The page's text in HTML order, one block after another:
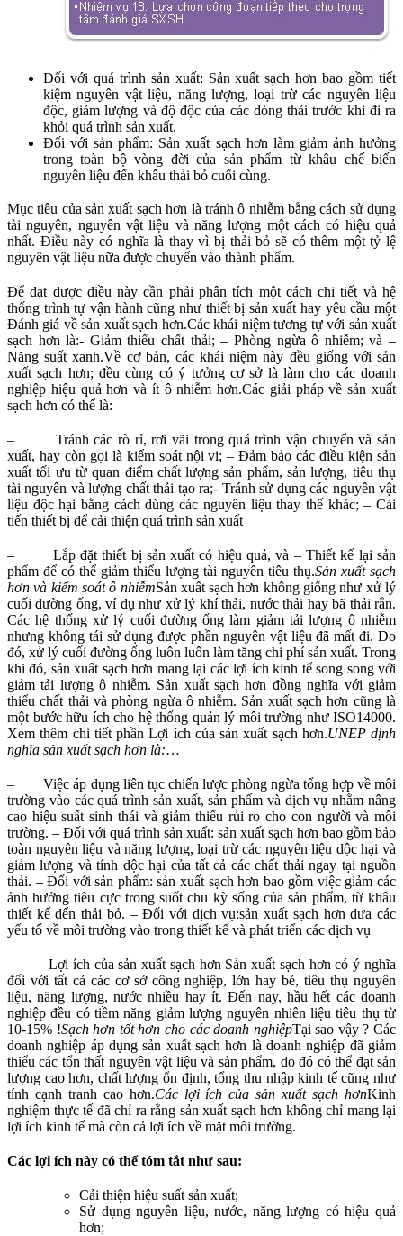
Đối với quá trình sản xuất: Sản xuất sạch hơn bao gồm tiết
kiệm nguyên vật liệu, năng lượng, loại trừ các nguyên liệu
độc, giảm lượng và độ độc của các dòng thải trước khi đi ra
khỏi quá trình sản xuất.
Đối với sản phẩm: Sản xuất sạch hơn làm giảm ảnh hưởng
trong toàn bộ vòng đời của sản phẩm từ khâu chế biến
nguyên liệu đến khâu thải bỏ cuối cùng.
Mục tiêu của sản xuất sạch hơn là tránh ô nhiễm bằng cách sử dụng
tài nguyên, nguyên vật liệu và năng lượng một cách có hiệu quả
nhất. Điều này có nghĩa là thay vì bị thải bỏ sẽ có thêm một tỷ lệ
nguyên vật liệu nữa được chuyển vào thành phẩm.
Để đạt được điều này cần phải phân tích một cách chi tiết và hệ
thống trình tự vận hành cũng như thiết bị sản xuất hay yêu cầu một
Đánh giá về sản xuất sạch hơn.Các khái niệm tương tự với sản xuất
sạch hơn là:- Giảm thiểu chất thải; – Phòng ngừa ô nhiễm; và –
Năng suất xanh.Về cơ bản, các khái niệm này đều giống với sản
xuất sạch hơn; đều cùng có ý tưởng cơ sở là làm cho các doanh
nghiệp hiệu quả hơn và ít ô nhiễm hơn.Các giải pháp về sản xuất
sạch hơn có thể là:
– Tránh các rò rỉ, rơi vãi trong quá trình vận chuyển và sản
xuất, hay còn gọi là kiểm soát nội vi; – Đảm bảo các điều kiện sản
xuất tối ưu từ quan điểm chất lượng sản phẩm, sản lượng, tiêu thụ
tài nguyên và lượng chất thải tạo ra;- Tránh sử dụng các nguyên vật
liệu độc hại bằng cách dùng các nguyên liệu thay thế khác; – Cải
tiến thiết bị để cải thiện quá trình sản xuất
– Lắp đặt thiết bị sản xuất có hiệu quả, và – Thiết kế lại sản
phẩm để có thể giảm thiểu lượng tài nguyên tiêu thụ.Sản xuất sạch
hơn và kiểm soát ô nhiễmSản xuất sạch hơn không giống như xử lý
cuối đường ống, ví dụ như xử lý khí thải, nước thải hay bã thải rắn.
Các hệ thống xử lý cuối đường ống làm giảm tải lượng ô nhiễm
nhưng không tái sử dụng được phần nguyên vật liệu đã mất đi. Do
đó, xử lý cuối đường ống luôn luôn làm tăng chi phí sản xuất. Trong
khi đó, sản xuất sạch hơn mang lại các lợi ích kinh tế song song với
giảm tải lượng ô nhiễm. Sản xuất sạch hơn đồng nghĩa với giảm
thiểu chất thải và phòng ngừa ô nhiễm. Sản xuất sạch hơn cũng là
một bước hữu ích cho hệ thống quản lý môi trường như ISO14000.
Xem thêm chi tiết phần Lợi ích của sản xuất sạch hơn.UNEP dịnh
nghĩa sản xuất sạch hơn là:…
– Việc áp dụng liên tục chiến lược phòng ngừa tổng hợp về môi
trường vào các quá trình sản xuất, sản phẩm và dịch vụ nhằm nâng
cao hiệu suất sinh thái và giảm thiểu rủi ro cho con người và môi
trường. – Đối với quá trình sản xuất: sản xuất sạch hơn bao gồm bảo
toàn nguyên liệu và năng lượng, loại trừ các nguyên liệu dộc hại và
giảm lượng và tính dộc hại của tất cả các chất thải ngay tại nguồn
thải. – Đối với sản phẩm: sản xuất sạch hơn bao gồm việc giảm các
ảnh hưởng tiêu cực trong suốt chu kỳ sống của sản phẩm, từ khâu
thiết kế dến thải bỏ. – Đối với dịch vụ:sản xuất sạch hơn dưa các
yếu tố về môi trường vào trong thiết kế và phát triển các dịch vụ
– Lợi ích của sản xuất sạch hơn Sản xuất sạch hơn có ý nghĩa
đối với tất cả các cơ sở công nghiệp, lớn hay bé, tiêu thụ nguyên
liệu, năng lượng, nước nhiều hay ít. Đến nay, hầu hết các doanh
nghiệp đều có tiềm năng giảm lượng nguyên nhiên liệu tiêu thụ từ
10-15% !Sạch hơn tốt hơn cho các doanh nghiệpTại sao vậy ? Các
doanh nghiệp áp dụng sản xuất sạch hơn là doanh nghiệp đã giảm
thiểu các tổn thất nguyên vật liệu và sản phẩm, do đó có thể đạt sản
lượng cao hơn, chất lượng ổn định, tổng thu nhập kinh tế cũng như
tính cạnh tranh cao hơn.Các lợi ích của sản xuất sạch hơnKinh
nghiệm thực tế đã chỉ ra rằng sản xuất sạch hơn không chỉ mang lại
lợi ích kinh tế mà còn cả lợi ích về mặt môi trường.
Các lợi ích này có thể tóm tắt như sau:
Cải thiện hiệu suất sản xuất;
Sử dụng nguyên liệu, nước, năng lượng có hiệu quả
hơn;